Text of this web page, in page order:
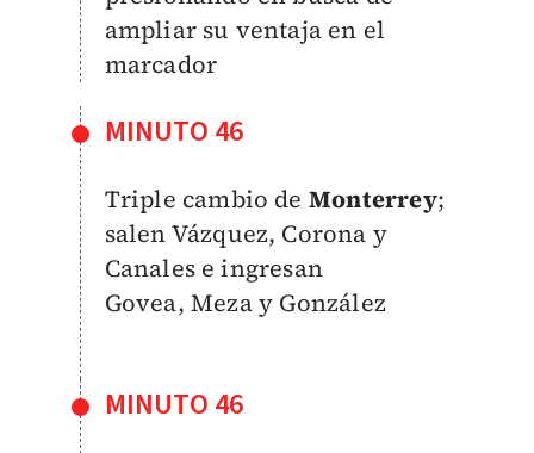
ampliar su ventaja en el
marcador
MINUTO 46
Triple cambio de Monterrey;
salen Vázquez, Corona y
Canales e ingresan
Govea, Meza y González
MINUTO 46